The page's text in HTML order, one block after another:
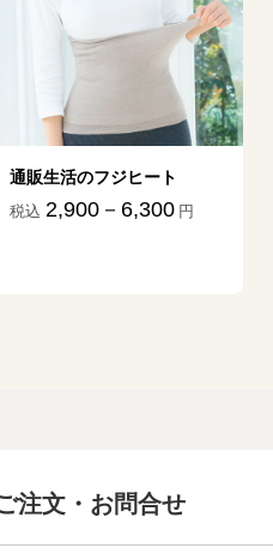
販生活のフジヒート
2,900－6,300 円
注文・お問合せ